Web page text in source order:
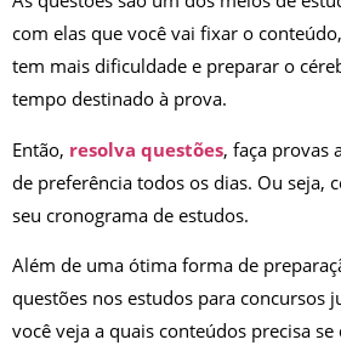
com elas que você vai fixar o
tem mais dificuldade e preparar o
tempo destinado à prova.
Então, resolva questões, faça provas
de preferência todos os dias. Ou seja,
seu cronograma de estudos.
Além de uma ótima forma de
questões nos estudos para concursos
você veja a quais conteúdos precisa